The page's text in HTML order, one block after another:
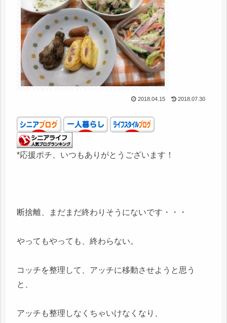
2018.04.15 2018.07.30
*応援ポチ、いつもありがとうございます！
断捨離、まだまだ終わりそうにないです・・・
やってもやっても、終わらない。
コッチを整理して、アッチに移動させようと思う
と、
アッチも整理しなくちゃいけなくなり、